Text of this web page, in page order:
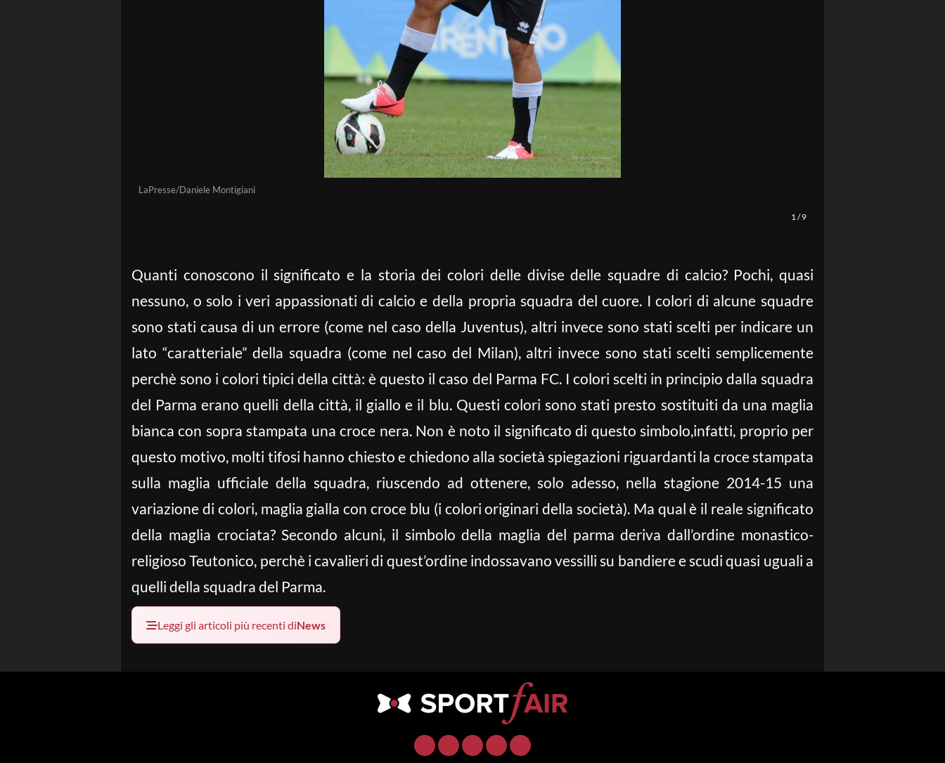
LaPresse/Daniele Montigiani
1/9
Quanti conoscono il significato e la storia dei colori delle divise delle squadre di calcio? Pochi, quasi
nessuno, o solo i veri appassionati di calcio e della propria squadra del cuore. I colori di alcune squadre
sono stati causa di un errore (come nel caso della Juventus), altri invece sono stati scelti per indicare un
lato “caratteriale” della squadra (come nel caso del Milan), altri invece sono stati scelti semplicemente
perchè sono i colori tipici della città: è questo il caso del Parma FC. I colori scelti in principio dalla squadra
del Parma erano quelli della città, il giallo e il blu. Questi colori sono stati presto sostituiti da una maglia
bianca con sopra stampata una croce nera. Non è noto il significato di questo simbolo,infatti, proprio per
questo motivo, molti tifosi hanno chiesto e chiedono alla società spiegazioni riguardanti la croce stampata
sulla maglia ufficiale della squadra, riuscendo ad ottenere, solo adesso, nella stagione 2014-15 una
variazione di colori, maglia gialla con croce blu (i colori originari della società). Ma qual è il reale significato
della maglia crociata? Secondo alcuni, il simbolo della maglia del parma deriva dall’ordine monastico-
religioso Teutonico, perchè i cavalieri di quest’ordine indossavano vessilli su bandiere e scudi quasi uguali a
quelli della squadra del Parma.
Leggi gli articoli più recenti diNews